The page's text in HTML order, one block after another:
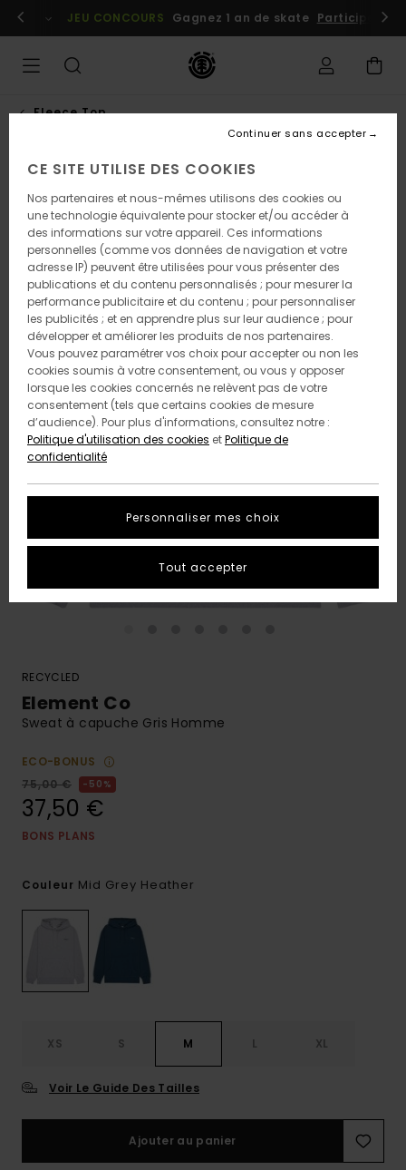
l'information
Se connecter / s'inscrire
JEU CONCOURS Gagnez 1 an de skate Participez
Fleece Top
RECYCLED
Element Co
Sweat à capuche Gris Homme
ECO-BONUS
75,00 €
50%
37,50 €
BONS PLANS
Couleur Mid Grey Heather
XS S M L XL
Voir Le Guide Des Tailles
Ajouter au panier
CE SITE UTILISE DES COOKIES
Nos partenaires et nous-mêmes utilisons des cookies ou
une technologie équivalente pour stocker et/ou accéder à
des informations sur votre appareil. Ces informations
personnelles (comme vos données de navigation et votre
adresse IP) peuvent être utilisées pour vous présenter des
publications et du contenu personnalisés ; pour mesurer la
performance publicitaire et du contenu ; pour personnaliser
les publicités ; et en apprendre plus sur leur audience ; pour
développer et améliorer les produits de nos partenaires.
Vous pouvez paramétrer vos choix pour accepter ou non les
cookies soumis à votre consentement, ou vous y opposer
lorsque les cookies concernés ne relèvent pas de votre
consentement (tels que certains cookies de mesure
d’audience). Pour plus d'informations, consultez notre :
Politique d'utilisation des cookies etPolitique de
confidentialité
Personnaliser mes choix
Continuer sans accepter
Tout accepter